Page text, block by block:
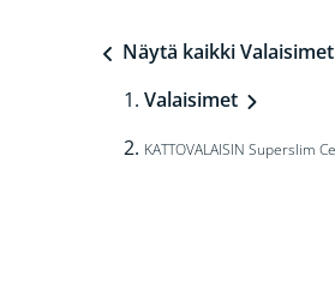
Näytä kaikki Valaisimet
Valaisimet
KATTOVALAISIN Superslim